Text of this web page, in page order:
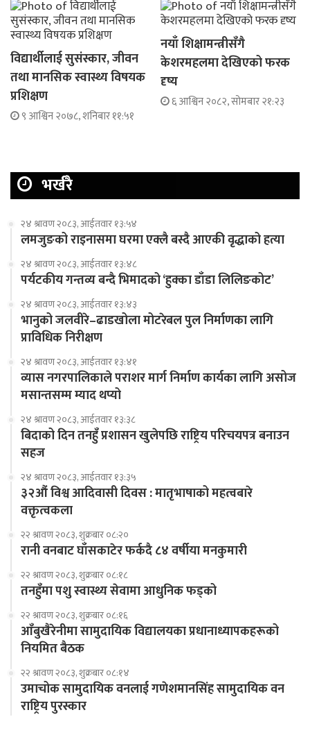
विद्यार्थीलाई सुसंस्कार, जीवन
तथा मानसिक स्वास्थ्य विषयक
प्रशिक्षण
९ आश्विन २०७८, शनिबार ११:५१
नयाँ शिक्षामन्त्रीसँगै
केशरमहलमा देखिएको फरक
दृष्य
६ आश्विन २०८२, सोमबार २१:२३
भर्खरै
२४ श्रावण २०८३, आईतवार १३:५४
लमजुङको राइनासमा घरमा एक्लै बस्दै आएकी वृद्धाको हत्या
२४ श्रावण २०८३, आईतवार १३:४८
पर्यटकीय गन्तव्य बन्दै भिमादको ‘हुक्का डाँडा लिलिङकोट’
२४ श्रावण २०८३, आईतवार १३:४३
भानुको जलवीरे–ढाडखोला मोटरेबल पुल निर्माणका लागि
प्राविधिक निरीक्षण
२४ श्रावण २०८३, आईतवार १३:४१
व्यास नगरपालिकाले पराशर मार्ग निर्माण कार्यका लागि असोज
मसान्तसम्म म्याद थप्यो
२४ श्रावण २०८३, आईतवार १३:३८
बिदाको दिन तनहुँ प्रशासन खुलेपछि राष्ट्रिय परिचयपत्र बनाउन
सहज
२४ श्रावण २०८३, आईतवार १३:३५
३२औं विश्व आदिवासी दिवस : मातृभाषाको महत्वबारे
वक्तृत्वकला
२२ श्रावण २०८३, शुक्रबार ०८:२०
रानी वनबाट घाँसकाटेर फर्कदै ८४ वर्षीया मनकुमारी
२२ श्रावण २०८३, शुक्रबार ०८:१८
तनहुँमा पशु स्वास्थ्य सेवामा आधुनिक फड्को
२२ श्रावण २०८३, शुक्रबार ०८:१६
आँबुखैरेनीमा सामुदायिक विद्यालयका प्रधानाध्यापकहरूको
नियमित बैठक
२२ श्रावण २०८३, शुक्रबार ०८:१४
उमाचोक सामुदायिक वनलाई गणेशमानसिंह सामुदायिक वन
राष्ट्रिय पुरस्कार